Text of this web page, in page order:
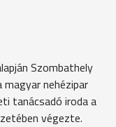
Szombathely
nehézipar
tanácsadó iroda a
végezte.